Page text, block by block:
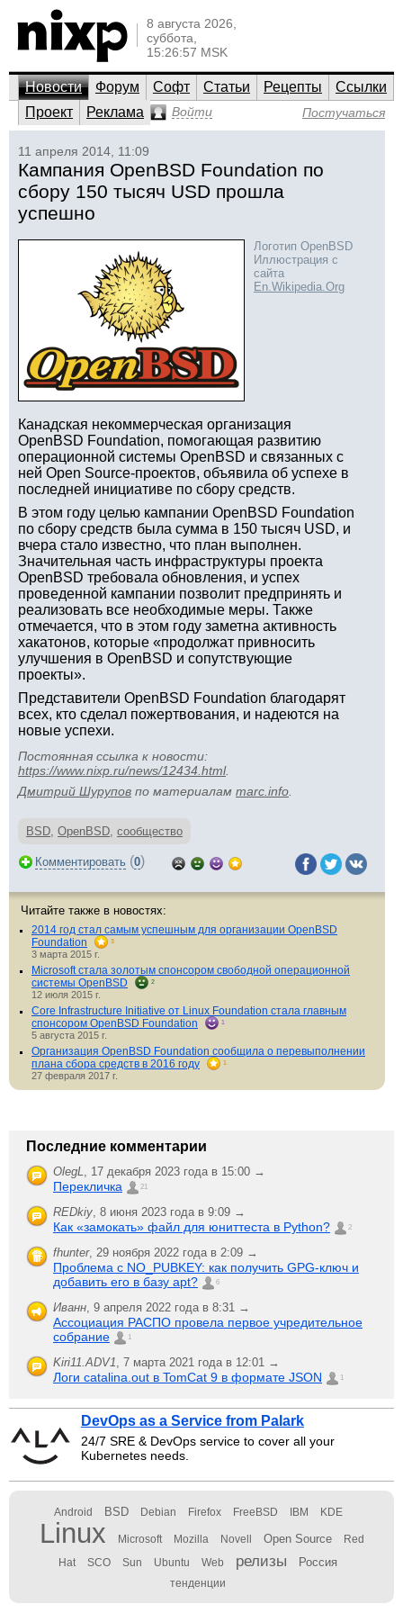
8 августа 2026,
суббота,
15:26:57 MSK
Новости Форум Софт Статьи Рецепты
Ссылки
Проект
Реклама Войти Постучаться
11 апреля 2014, 11:09
Кампания OpenBSD Foundation по
сбору 150 тысяч USD прошла
успешно
Логотип OpenBSD
Иллюстрация с
сайта
En.Wikipedia.Org
Канадская некоммерческая организация
OpenBSD Foundation, помогающая развитию
операционной системы OpenBSD и связанных с
ней Open Source-проектов, объявила об успехе в
последней инициативе по сбору средств.
В этом году целью кампании OpenBSD Foundation
по сбору средств была сумма в 150 тысяч USD, и
вчера стало известно, что план выполнен.
Значительная часть инфраструктуры проекта
OpenBSD требовала обновления, и успех
проведенной кампании позволит предпринять и
реализовать все необходимые меры. Также
отмечается, что в этом году заметна активность
хакатонов, которые «продолжат привносить
улучшения в OpenBSD и сопутствующие
проекты».
Представители OpenBSD Foundation благодарят
всех, кто сделал пожертвования, и надеются на
новые успехи.
Постоянная ссылка к новости:
https://www.nixp.ru/news/12434.html.
Дмитрий Шурупов по материалам marc.info
BSD, OpenBSD, сообщество
Комментировать (0)
Читайте также в новостях:
2014 год стал самым успешным для организации OpenBSD
Foundation
3
3 марта 2015 г.
Microsoft стала золотым спонсором свободной операционной
системы OpenBSD
2
12 июля 2015 г.
Core Infrastructure Initiative от Linux Foundation стала главным
спонсором OpenBSD Foundation
1
5 августа 2015 г.
Организация OpenBSD Foundation сообщила о перевыполнении
плана сбора средств в 2016 году
1
27 февраля 2017 г.
Последние комментарии
OlegL, 17 декабря 2023 года в 15:00 →
Перекличка 21
REDkiy, 8 июня 2023 года в 9:09 →
Как «замокать» файл для юниттеста в Python? 2
fhunter, 29 ноября 2022 года в 2:09 →
Проблема с NO_PUBKEY: как получить GPG-ключ и
добавить его в базу apt?
6
Иванн, 9 апреля 2022 года в 8:31 →
Ассоциация РАСПО провела первое учредительное
собрание
1
Kiri11.ADV1, 7 марта 2021 года в 12:01 →
Логи catalina.out в TomCat 9 в формате JSON 1
DevOps as a Service from Palark
24/7 SRE & DevOps service to cover all your
Kubernetes needs.
Android BSD Debian Firefox FreeBSD IBM KDE
Linux Microsoft Mozilla Novell Open Source Red
Hat SCO Sun Ubuntu Web релизы Россия
тенденции